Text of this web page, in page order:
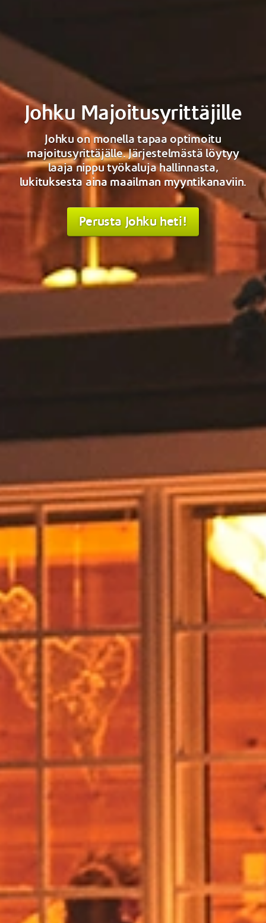
Johku Majoitusyrittäjille
Johku on monella tapaa optimoitu
majoitusyrittäjälle. Järjestelmästä löytyy
laaja nippu työkaluja hallinnasta,
lukituksesta aina maailman myyntikanaviin.
Perusta Johku heti!